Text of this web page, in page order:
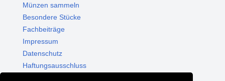
Münzen sammeln
Besondere Stücke
Fachbeiträge
Impressum
Datenschutz
Haftungsausschluss